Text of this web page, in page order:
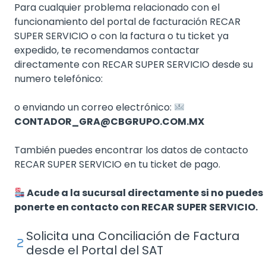
Para cualquier problema relacionado con el
funcionamiento del portal de facturación RECAR
SUPER SERVICIO o con la factura o tu ticket ya
expedido, te recomendamos contactar
directamente con RECAR SUPER SERVICIO desde su
numero telefónico:
o enviando un correo electrónico:
CONTADOR_GRA@CBGRUPO.COM.MX
También puedes encontrar los datos de contacto
RECAR SUPER SERVICIO en tu ticket de pago.
Acude a la sucursal directamente si no puedes
ponerte en contacto con RECAR SUPER SERVICIO.
Solicita una Conciliación de Factura
desde el Portal del SAT